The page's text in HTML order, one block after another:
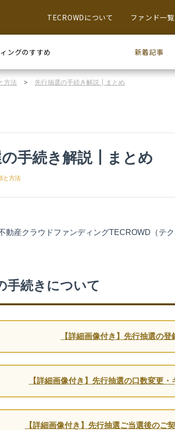
TECROWDについて ファンド一覧
ングのすすめ 新着記事
方法 > 先行抽選の手続き解説┃まとめ
の手続き解説┃まとめ
と方法
動産クラウドファンディングTECROWD（テ
手続きについて
【詳細画像付き】先行抽選の登
【詳細画像付き】先行抽選の口数変更
【詳細画像付き】先行抽選ご当選後のご